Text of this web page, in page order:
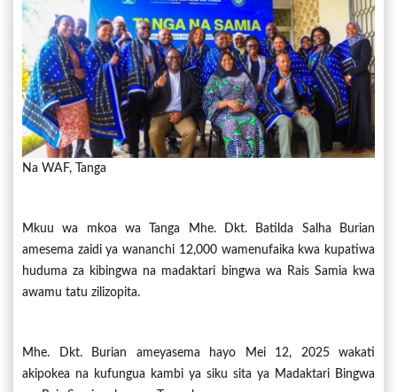
Na WAF, Tanga
Mkuu wa mkoa wa Tanga Mhe. Dkt. Batilda Salha Burian
amesema zaidi ya wananchi 12,000 wamenufaika kwa kupatiwa
huduma za kibingwa na madaktari bingwa wa Rais Samia kwa
awamu tatu zilizopita.
Mhe. Dkt. Burian ameyasema hayo Mei 12, 2025 wakati
akipokea na kufungua kambi ya siku sita ya Madaktari Bingwa